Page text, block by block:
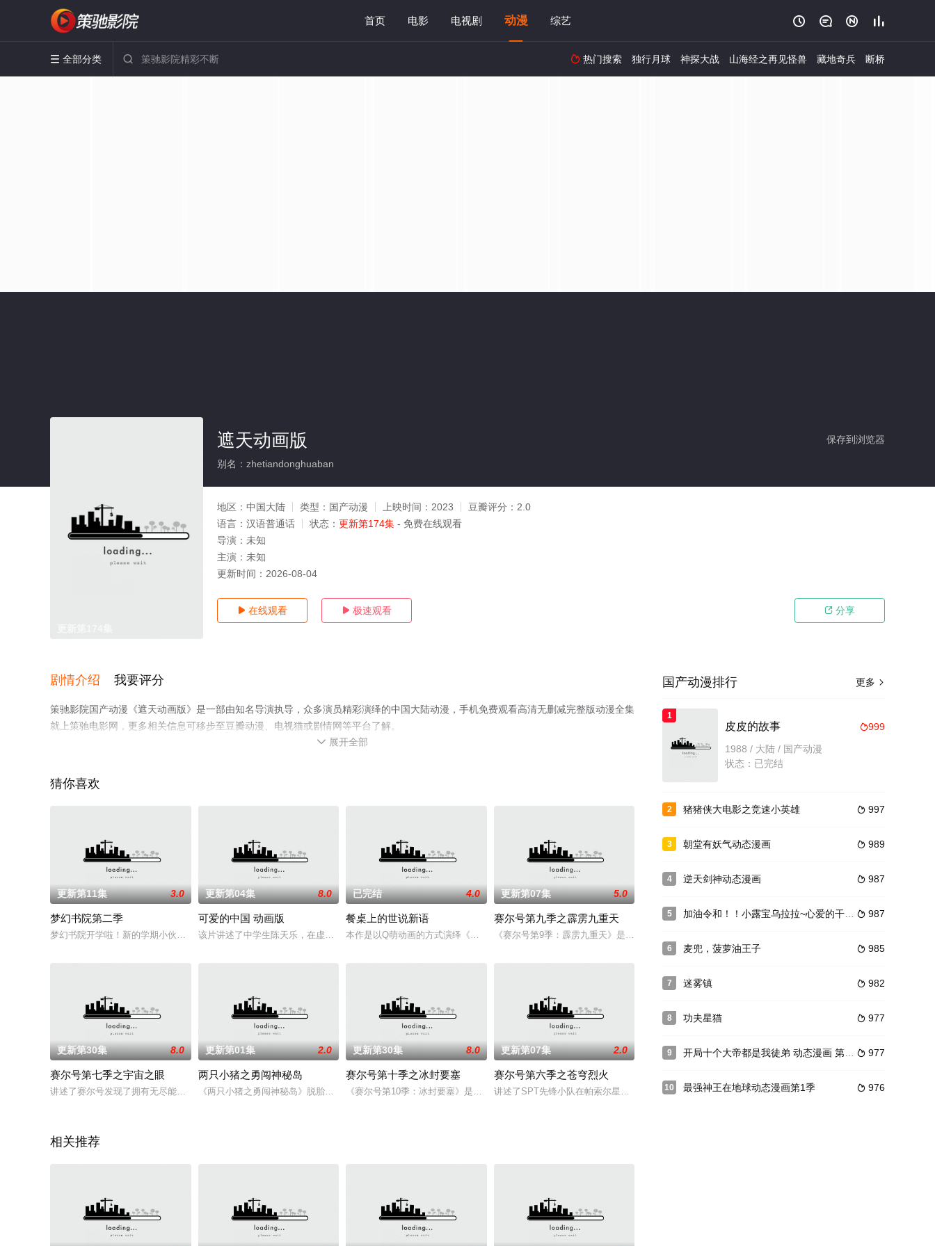
首页 电影 电视剧 动漫 综艺    
 全部分类   热门搜索 独行月球 神探大战 山海经之再见怪兽 藏地奇兵 断桥
保存到浏览器
遮天动画版
别名：zhetiandonghuaban
地区： 中国大陆 类型： 国产动漫 上映时间： 2023 豆瓣评分： 2.0
语言： 汉语普通话 状态： 更新第174集 - 免费在线观看
导演： 未知
主演： 未知
更新时间： 2026-08-04
 在线观看  极速观看  分享
剧情介绍 我要评分
策驰影院国产动漫《遮天动画版》是一部由知名导演执导，众多演员精彩演绎的中国大陆动漫，手机免费观看高清无删减完整版动漫全集
就上策驰电影网，更多相关信息可移步至豆瓣动漫、电视猫或剧情网等平台了解。
 展开全部
猜你喜欢
更新第11集 3.0
梦幻书院第二季
梦幻书院开学啦！新的学期小伙伴们将一起出去游玩。游学路上妙趣横生，不知道可爱的小伙伴们又会遇到什么有趣的
更新第04集 8.0
可爱的中国 动画版
该片讲述了中学生陈天乐，在虚拟图书馆的体验中阴差阳错的进入了一本《可爱的中国》的故事，回到了英雄方志敏成
已完结 4.0
餐桌上的世说新语
本作是以Q萌动画的方式演绎《世说新语》中各种关于吃的故事，让观众领略魏晋时期的美食文化。qiwan.cc
更新第07集 5.0
赛尔号第九季之霹雳九重天
《赛尔号第9季：霹雳九重天》是《赛尔号》长篇动画片系列第9部，由上海淘米网络科技有限公司制作，上海
更新第30集 8.0
赛尔号第七季之宇宙之眼
讲述了赛尔号发现了拥有无尽能源的神秘领域宇宙之眼，为了找到宇宙之眼来到三大星球寻找三圣宝石的事。在此期间
更新第01集 2.0
两只小猪之勇闯神秘岛
《两只小猪之勇闯神秘岛》脱胎于传统童话故事，本次改编动画电影以崭新萌态登场，在很远很远的地方有一座神秘岛
更新第30集 8.0
赛尔号第十季之冰封要塞
《赛尔号第10季：冰封要塞》是《赛尔号》动画片系列第10部，由上海淘米网络科技有限公司制作，上海淘米动画
更新第07集 2.0
赛尔号第六季之苍穹烈火
讲述了SPT先锋小队在帕索尔星帮助麒麟夺回火之翼，麒麟告诉SPT先锋小队去巨石星卡图冈之门自然会找到
相关推荐
更多 
国产动漫排行
1
999
皮皮的故事
1988 / 大陆 / 国产动漫
状态：已完结
2  997
猪猪侠大电影之竞速小英雄
3  989
朝堂有妖气动态漫画
4  987
逆天剑神动态漫画
5  987
加油令和！！小露宝乌拉拉~心爱的干拌担担面
6  985
麦兜，菠萝油王子
7  982
迷雾镇
8  977
功夫星猫
9  977
开局十个大帝都是我徒弟 动态漫画 第2季
10  976
最强神王在地球动态漫画第1季